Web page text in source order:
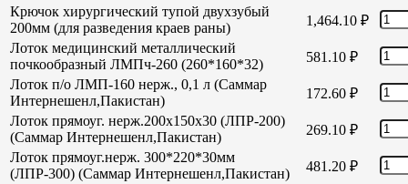
Крючок хирургический тупой двухзубый
200мм (для разведения краев раны)
1,464.10 ₽
Лоток медицинский металлический
почкообразный ЛМПч-260 (260*160*32)
581.10 ₽
Лоток п/о ЛМП-160 нерж., 0,1 л (Саммар
Интернешенл,Пакистан)
172.60 ₽
Лоток прямоуг. нерж.200х150х30 (ЛПР-200)
(Саммар Интернешенл,Пакистан)
269.10 ₽
Лоток прямоуг.нерж. 300*220*30мм
(ЛПР-300) (Саммар Интернешенл,Пакистан)
481.20 ₽